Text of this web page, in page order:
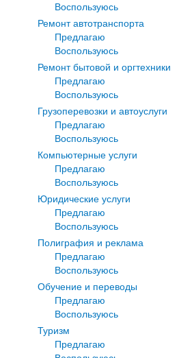
Воспользуюсь
Ремонт автотранспорта
Предлагаю
Воспользуюсь
Ремонт бытовой и оргтехники
Предлагаю
Воспользуюсь
Грузоперевозки и автоуслуги
Предлагаю
Воспользуюсь
Компьютерные услуги
Предлагаю
Воспользуюсь
Юридические услуги
Предлагаю
Воспользуюсь
Полиграфия и реклама
Предлагаю
Воспользуюсь
Обучение и переводы
Предлагаю
Воспользуюсь
Туризм
Предлагаю